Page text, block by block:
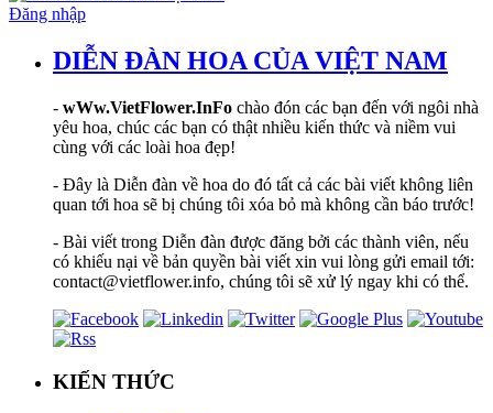
Đăng nhập
DIỄN ĐÀN HOA CỦA VIỆT NAM
- wWw.VietFlower.InFo chào đón các bạn đến với ngôi nhà
yêu hoa, chúc các bạn có thật nhiều kiến thức và niềm vui
cùng với các loài hoa đẹp!
- Đây là Diễn đàn về hoa do đó tất cả các bài viết không liên
quan tới hoa sẽ bị chúng tôi xóa bỏ mà không cần báo trước!
- Bài viết trong Diễn đàn được đăng bởi các thành viên, nếu
có khiếu nại về bản quyền bài viết xin vui lòng gửi email tới:
contact@vietflower.info, chúng tôi sẽ xử lý ngay khi có thể.
KIẾN THỨC